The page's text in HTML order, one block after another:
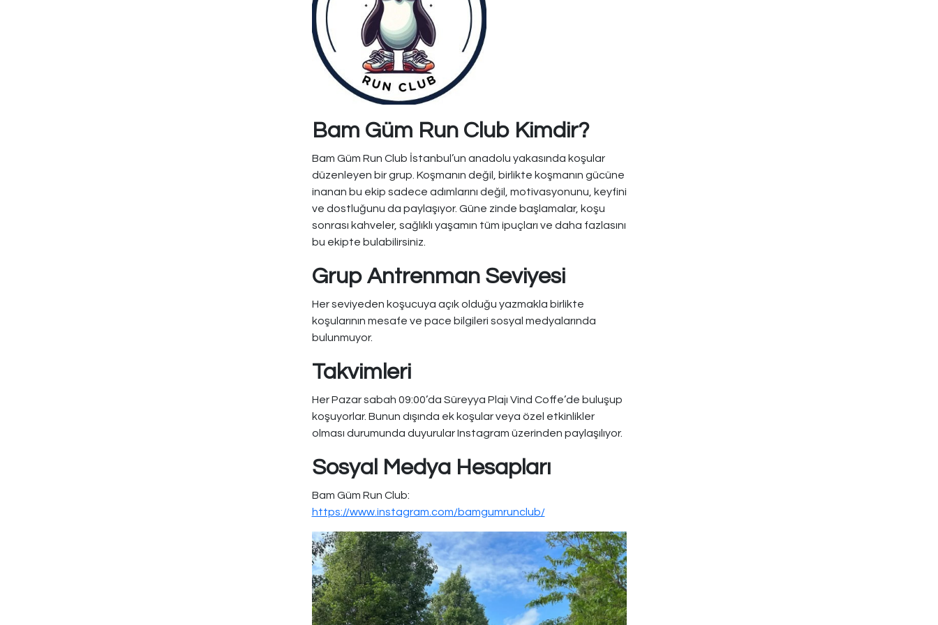
Bam Güm Run Club Kimdir?
Bam Güm Run Club İstanbul’un anadolu yakasında koşular
düzenleyen bir grup. Koşmanın değil, birlikte koşmanın gücüne
inanan bu ekip sadece adımlarını değil, motivasyonunu, keyfini
ve dostluğunu da paylaşıyor. Güne zinde başlamalar, koşu
sonrası kahveler, sağlıklı yaşamın tüm ipuçları ve daha fazlasını
bu ekipte bulabilirsiniz.
Grup Antrenman Seviyesi
Her seviyeden koşucuya açık olduğu yazmakla birlikte
koşularının mesafe ve pace bilgileri sosyal medyalarında
bulunmuyor.
Takvimleri
Her Pazar sabah 09:00’da Süreyya Plajı Vind Coffe’de buluşup
koşuyorlar. Bunun dışında ek koşular veya özel etkinlikler
olması durumunda duyurular Instagram üzerinden paylaşılıyor.
Sosyal Medya Hesapları
Bam Güm Run Club:
https://www.instagram.com/bamgumrunclub/